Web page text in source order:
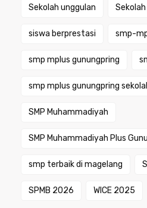
Sekolah unggulan
siswa berprestasi smp-
smp mplus gunungpring
smp mplus gunungpring
SMP Muhammadiyah
SMP Muhammadiyah Plus
smp terbaik di magelang
SPMB 2026 WICE 2025